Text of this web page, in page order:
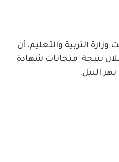
التربية والتعليم، أن
لإعلان نتيجة امتحانات شهادة
النيل.